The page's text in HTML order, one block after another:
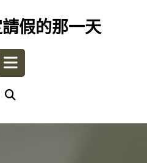
假的那一天
Open